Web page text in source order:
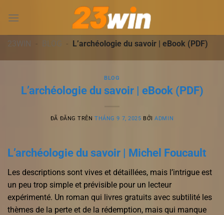
đến
dung23WIN - BLOG - L’archéologie du savoir | eBook (PDF)
BLOG
L’archéologie du savoir | eBook (PDF)
ĐÃ ĐĂNG TRÊNTHÁNG 9 7, 2025 BỞIADMIN
L’archéologie du savoir | Michel Foucault
Les descriptions sont vives et détaillées, mais l’intrigue est
un peu trop simple et prévisible pour un lecteur
expérimenté. Un roman qui livres gratuits avec subtilité les
thèmes de la perte et de la rédemption, mais qui manque